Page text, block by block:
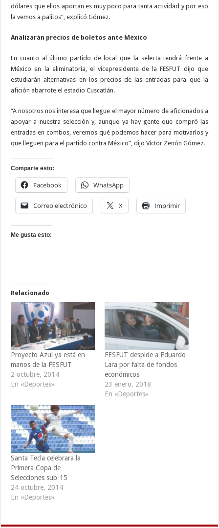
dólares que ellos aportan es muy poco para tanta actividad y por eso
la vemos a palitos”, explicó Gómez.
Analizarán precios de boletos ante México
En cuanto al último partido de local que la selecta tendrá frente a
México en la eliminatoria, el vicepresidente de la FESFUT dijo que
estudiarán alternativas en los precios de las entradas para que la
afición abarrote el estadio Cuscatlán.
“A nosotros nos interesa que llegue el mayor número de aficionados a
apoyar a nuestra selección y, aunque ya hay gente que compró las
entradas en combos, veremos qué podemos hacer para motivarlos y
que lleguen para el partido contra México”, dijo Víctor Zenón Gómez.
Comparte esto:
Facebook WhatsApp
Correo electrónico X Imprimir
Me gusta esto:
Relacionado
Proyecto Azul ya está en
manos de la FESFUT
2 octubre, 2014
En «Deportes»
FESFUT despide a Eduardo
Lara por falta de fondos
económicos
23 enero, 2018
En «Deportes»
Santa Tecla celebrara la
Primera Copa de
Selecciones sub-15
24 octubre, 2014
En «Deportes»